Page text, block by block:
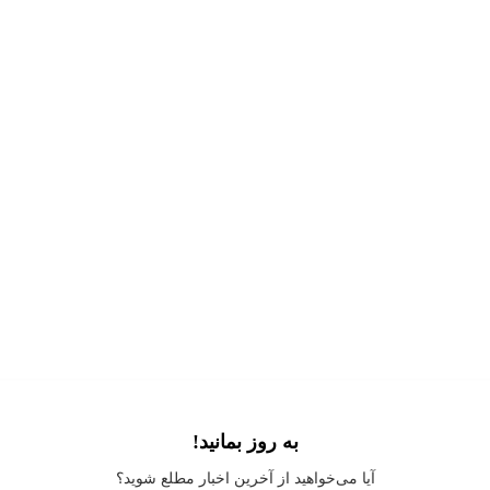
Application error: a client
-side exception has occurred while loading
به روز بمانید!
آیا می‌خواهید از آخرین اخبار مطلع شوید؟